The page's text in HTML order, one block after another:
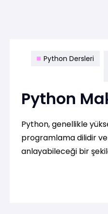
Python Dersleri
Python
Python, genellikle
programlama dilidir ve
anlayabileceği bir
form olan makine